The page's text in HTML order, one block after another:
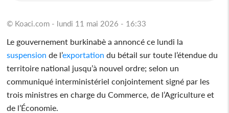
© Koaci.com - lundi 11 mai 2026 - 16:33
Le gouvernement burkinabè a annoncé ce lundi la
suspension de l’exportation du bétail sur toute l’étendue du
territoire national jusqu’à nouvel ordre; selon un
communiqué interministériel conjointement signé par les
trois ministres en charge du Commerce, de l’Agriculture et
de l’Économie.